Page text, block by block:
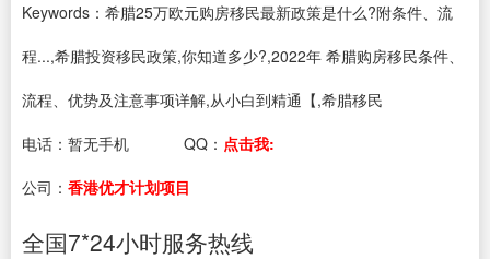
Keywords：希腊25万欧元购房移民最新政策是什么?附条件、流
程...,希腊投资移民政策,你知道多少?,2022年 希腊购房移民条件、
流程、优势及注意事项详解,从小白到精通【,希腊移民
电话： 暂无手机 QQ： 点击我:
公司： 香港优才计划项目
全国7*24小时服务热线